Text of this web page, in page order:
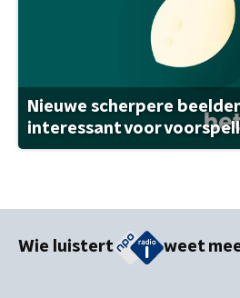
Nieuwe scherpere
interessant voor
Wie luistert weet